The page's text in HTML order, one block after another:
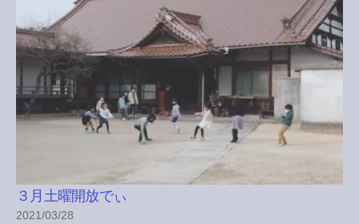
３月土曜開放でぃ
2021/03/28